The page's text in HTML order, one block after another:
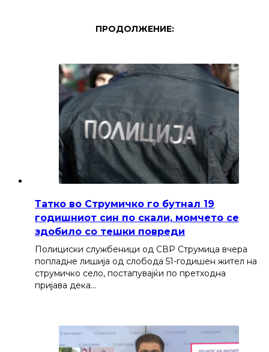
ПРОДОЛЖЕНИЕ:
Татко во Струмичко го бутнал 19
годишниот син по скали, момчето се
здобило со тешки повреди
Полициски службеници од СВР Струмица вчера
попладне лишија од слобода 51-годишен жител на
струмичко село, постапувајќи по претходна
пријава дека…